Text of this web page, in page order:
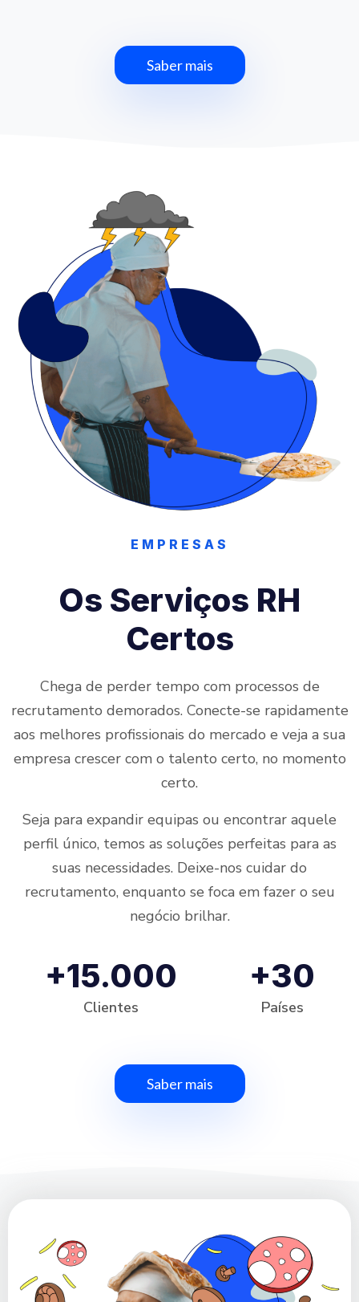
Saber mais
EMPRESAS
Os Serviços RH
Certos
Chega de perder tempo com processos de
recrutamento demorados. Conecte-se rapidamente
aos melhores profissionais do mercado e veja a sua
empresa crescer com o talento certo, no momento
certo.
Seja para expandir equipas ou encontrar aquele
perfil único, temos as soluções perfeitas para as
suas necessidades. Deixe-nos cuidar do
recrutamento, enquanto se foca em fazer o seu
negócio brilhar.
+15.000
Clientes
+30
Países
Saber mais